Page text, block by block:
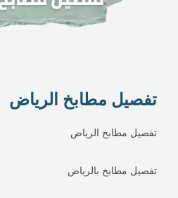
تفصيل مطابخ الرياض
تفصيل مطابخ الرياض
تفصيل مطابخ بالرياض